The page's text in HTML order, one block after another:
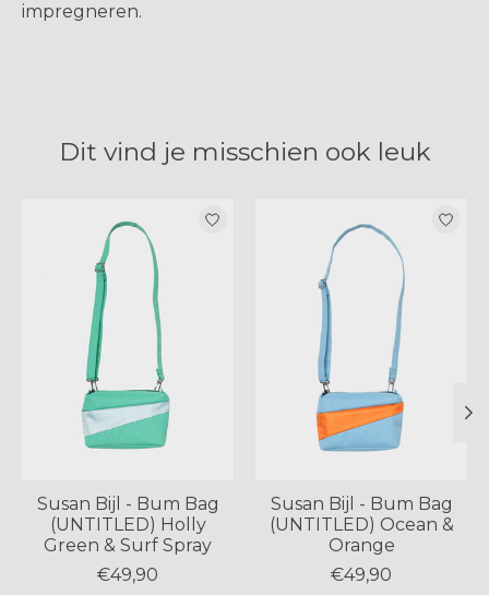
impregneren.
Dit vind je misschien ook leuk
Items van productcarrousel
Susan Bijl - Bum Bag
(UNTITLED) Holly
Green & Surf Spray
€49,90
Susan Bijl - Bum Bag
(UNTITLED) Ocean &
Orange
€49,90